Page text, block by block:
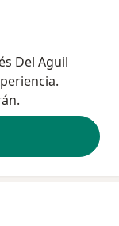
Del Aguil